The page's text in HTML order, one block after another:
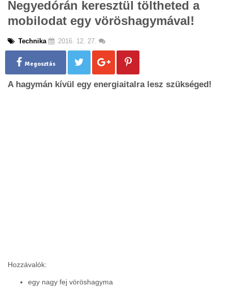
g
a
Negyedórán keresztül töltheted a
mobilodat egy vöröshagymával!
Technika 2016. 12. 27.
Megosztás
A hagymán kívül egy energiaitalra lesz szükséged!
Hozzávalók:
egy nagy fej vöröshagyma